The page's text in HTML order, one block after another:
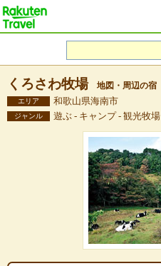
くろさわ牧場 地図・周辺の宿
エリア 和歌山県海南市
ジャンル 遊ぶ - キャンプ - 観光牧場